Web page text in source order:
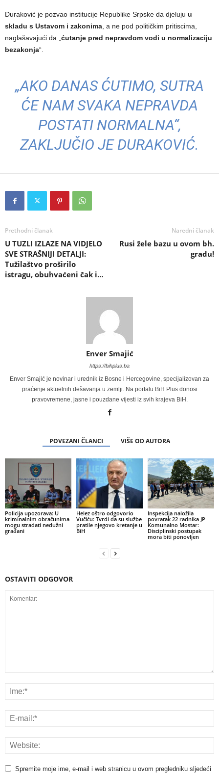
Duraković je pozvao institucije Republike Srpske da djeluju u
skladu s Ustavom i zakonima, a ne pod političkim pritiscima,
naglašavajući da „ćutanje pred nepravdom vodi u normalizaciju
bezakonja“.
„AKO DANAS ĆUTIMO, SUTRA
ĆE NAM SVAKA NEPRAVDA
POSTATI NORMALNA“,
ZAKLJUČIO JE DURAKOVIĆ.
Prethodni članak
U TUZLI IZLAZE NA VIDJELO
SVE STRAŠNIJI DETALJI:
Tužilaštvo proširilo
istragu, obuhvaćeni čak i…
Naredni članak
Rusi žele bazu u ovom bh.
gradu!
Enver Smajić
https://bihplus.ba
Enver Smajić je novinar i urednik iz Bosne i Hercegovine, specijalizovan za
praćenje aktuelnih dešavanja u zemlji. Na portalu BiH Plus donosi
pravovremene, jasne i pouzdane vijesti iz svih krajeva BiH.
POVEZANI ČLANCI VIŠE OD AUTORA
Policija upozorava: U
kriminalnim obračunima
mogu stradati nedužni
građani
Helez oštro odgovorio
Vučiću: Tvrdi da su službe
pratile njegovo kretanje u
BiH
Inspekcija naložila
povratak 22 radnika JP
Komunalno Mostar:
Disciplinski postupak
mora biti ponovljen
OSTAVITI ODGOVOR
Spremite moje ime, e-mail i web stranicu u ovom pregledniku sljedeći